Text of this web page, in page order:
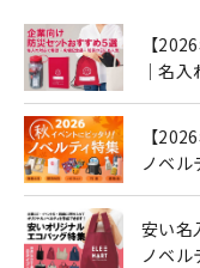
【
｜名
【
ノベル
安い名
ノベ